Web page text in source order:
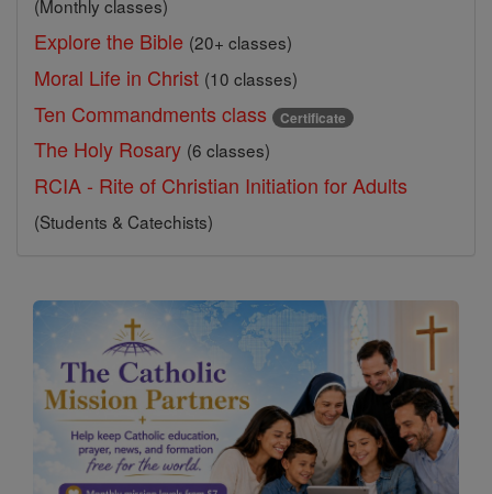
(Monthly classes)
Explore the Bible (20+ classes)
Moral Life in Christ (10 classes)
Ten Commandments class Certificate
The Holy Rosary (6 classes)
RCIA - Rite of Christian Initiation for Adults
(Students & Catechists)